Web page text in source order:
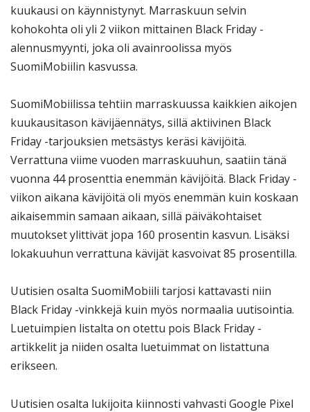
kuukausi on käynnistynyt. Marraskuun selvin
kohokohta oli yli 2 viikon mittainen Black Friday -
alennusmyynti, joka oli avainroolissa myös
SuomiMobiilin kasvussa.
SuomiMobiilissa tehtiin marraskuussa kaikkien aikojen
kuukausitason kävijäennätys, sillä aktiivinen Black
Friday -tarjouksien metsästys keräsi kävijöitä.
Verrattuna viime vuoden marraskuuhun, saatiin tänä
vuonna 44 prosenttia enemmän kävijöitä. Black Friday -
viikon aikana kävijöitä oli myös enemmän kuin koskaan
aikaisemmin samaan aikaan, sillä päiväkohtaiset
muutokset ylittivät jopa 160 prosentin kasvun. Lisäksi
lokakuuhun verrattuna kävijät kasvoivat 85 prosentilla.
Uutisien osalta SuomiMobiili tarjosi kattavasti niin
Black Friday -vinkkejä kuin myös normaalia uutisointia.
Luetuimpien listalta on otettu pois Black Friday -
artikkelit ja niiden osalta luetuimmat on listattuna
erikseen.
Uutisien osalta lukijoita kiinnosti vahvasti Google Pixel